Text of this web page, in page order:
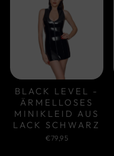
BLACK LEVEL -
ÄRMELLOSES
MINIKLEID AUS
LACK SCHWARZ
€79,95